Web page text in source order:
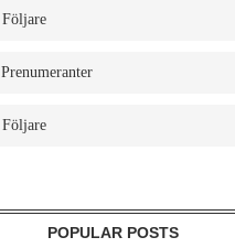
Följare
Prenumeranter
Följare
POPULAR POSTS